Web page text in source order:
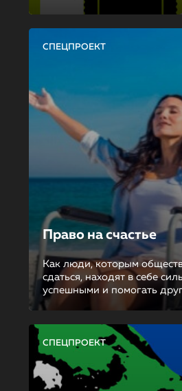
СПЕЦПРОЕКТ
Право на счастье
Как люди, которым
сдаться, находят в себе
успешными и помогать
СПЕЦПРОЕКТ